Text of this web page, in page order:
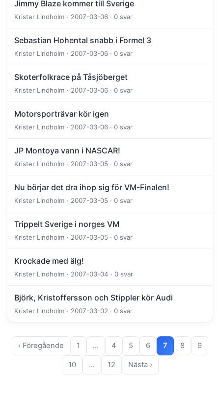
Jimmy Blaze kommer till Sverige
Krister Lindholm · 2007-03-06 · 0 svar
Sebastian Hohental snabb i Formel 3
Krister Lindholm · 2007-03-06 · 0 svar
Skoterfolkrace på Tåsjöberget
Krister Lindholm · 2007-03-06 · 0 svar
Motorsporträvar kör igen
Krister Lindholm · 2007-03-06 · 0 svar
JP Montoya vann i NASCAR!
Krister Lindholm · 2007-03-05 · 0 svar
Nu börjar det dra ihop sig för VM-Finalen!
Krister Lindholm · 2007-03-05 · 0 svar
Trippelt Sverige i norges VM
Krister Lindholm · 2007-03-05 · 0 svar
Krockade med älg!
Krister Lindholm · 2007-03-04 · 0 svar
Björk, Kristoffersson och Stippler kör Audi
Krister Lindholm · 2007-03-02 · 0 svar
‹ Föregående 1 … 4 5 6 7 8 9
10 … 12 Nästa ›